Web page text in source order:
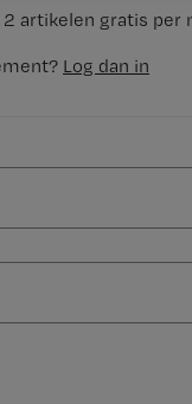
artikelen gratis per
Log dan in